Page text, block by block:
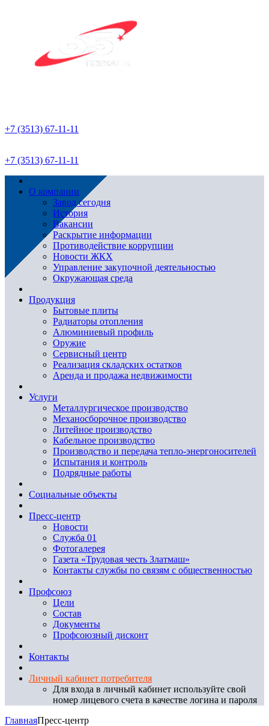
+7 (3513) 67-11-11
+7 (3513) 67-11-11
О компании
Завод сегодня
История
Вакансии
Раскрытие информации
Противодействие коррупции
Новости ЖКХ
Управление закупочной деятельностью
Окружающая среда
Продукция
Бытовые плиты
Радиаторы отопления
Алюминиевый профиль
Оружие
Сервисный центр
Реализация складских остатков
Аренда и продажа недвижимости
Услуги
Металлургическое производство
Механосборочное производство
Литейное производство
Кабельное производство
Производство и передача тепло-энергоносителей
Испытания и контроль
Подрядные работы
Социальные объекты
Пресс-центр
Новости
Служба 01
Фотогалерея
Газета «Трудовая честь Златмаш»
Контакты службы по связям с общественностью
Профсоюз
Цели
Состав
Документы
Профсоюзный дисконт
Контакты
Личный кабинет потребителя
Для входа в личный кабинет используйте свой
номер лицевого счета в качестве логина и пароля
ГлавнаяПресс-центр